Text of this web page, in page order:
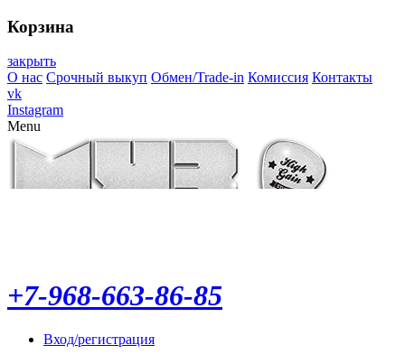
Корзина
закрыть
О нас Срочный выкуп Обмен/Trade-in Комиссия Контакты
vk
Instagram
Menu
+7-968-663-86-85
Вход/регистрация